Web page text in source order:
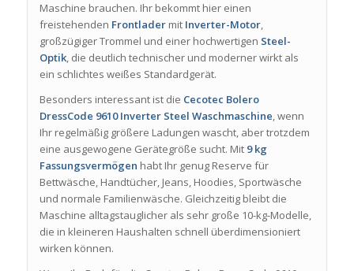
Maschine brauchen. Ihr bekommt hier einen
freistehenden Frontladermit Inverter-Motor,
großzügiger Trommel und einer hochwertigen Steel-
Optik, die deutlich technischer und moderner wirkt als
ein schlichtes weißes Standardgerät.
Besonders interessant ist die Cecotec Bolero
DressCode 9610 Inverter Steel Waschmaschine, wenn
Ihr regelmäßig größere Ladungen wascht, aber trotzdem
eine ausgewogene Gerätegröße sucht. Mit 9 kg
Fassungsvermögen habt Ihr genug Reserve für
Bettwäsche, Handtücher, Jeans, Hoodies, Sportwäsche
und normale Familienwäsche. Gleichzeitig bleibt die
Maschine alltagstauglicher als sehr große 10-kg-Modelle,
die in kleineren Haushalten schnell überdimensioniert
wirken können.